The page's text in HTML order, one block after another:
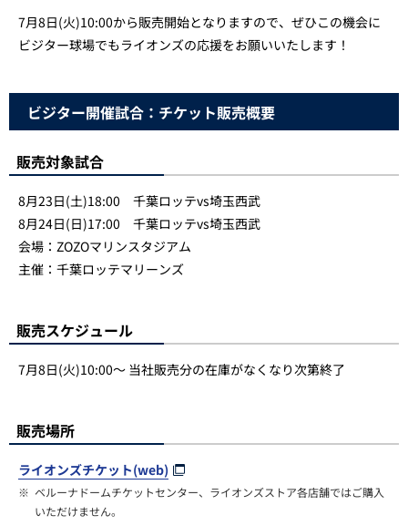
7月8日(火)10:00から販売開始となりますので、ぜひこの機会に
ビジター球場でもライオンズの応援をお願いいたします！
ビジター開催試合：チケット販売概要
販売対象試合
8月23日(土)18:00 千葉ロッテvs埼玉西武
8月24日(日)17:00 千葉ロッテvs埼玉西武
会場：ZOZOマリンスタジアム
主催：千葉ロッテマリーンズ
販売スケジュール
7月8日(火)10:00～ 当社販売分の在庫がなくなり次第終了
販売場所
ライオンズチケット(web)
※ ベルーナドームチケットセンター、ライオンズストア各店舗ではご購入
いただけません。